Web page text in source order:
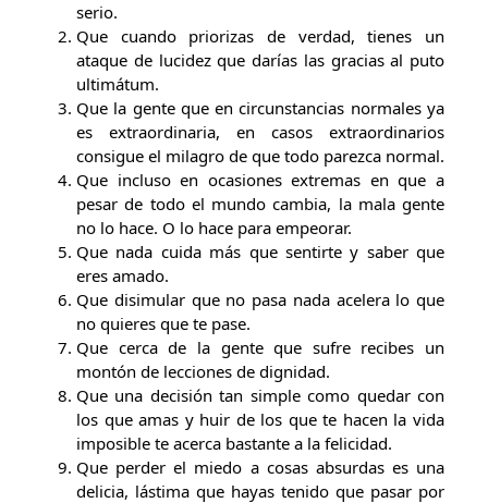
serio.
Que cuando priorizas de verdad, tienes un
ataque de lucidez que darías las gracias al puto
ultimátum.
Que la gente que en circunstancias normales ya
es extraordinaria, en casos extraordinarios
consigue el milagro de que todo parezca normal.
Que incluso en ocasiones extremas en que a
pesar de todo el mundo cambia, la mala gente
no lo hace. O lo hace para empeorar.
Que nada cuida más que sentirte y saber que
eres amado.
Que disimular que no pasa nada acelera lo que
no quieres que te pase.
Que cerca de la gente que sufre recibes un
montón de lecciones de dignidad.
Que una decisión tan simple como quedar con
los que amas y huir de los que te hacen la vida
imposible te acerca bastante a la felicidad.
Que perder el miedo a cosas absurdas es una
delicia, lástima que hayas tenido que pasar por